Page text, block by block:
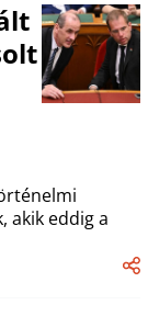
akik eddig a